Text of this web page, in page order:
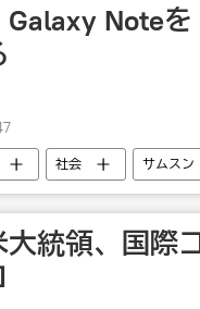
Noteを
社会 サムスン
統領、国際